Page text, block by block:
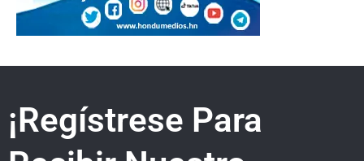
¡Regístrese Para